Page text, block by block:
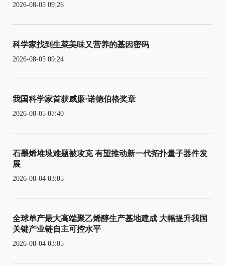
2026-08-05 09:26
科学家找到生菜美味又营养的基因密码
2026-08-05 09:24
我国科学家首获威廉·诺德伯格奖章
2026-08-05 07:40
石墨烯堆垛难题被攻克 有望推动新一代拓扑量子器件发
展
2026-08-04 03:05
全球单产最大高端聚乙烯醇生产基地建成 大幅提升我国
关键产业链自主可控水平
2026-08-04 03:05